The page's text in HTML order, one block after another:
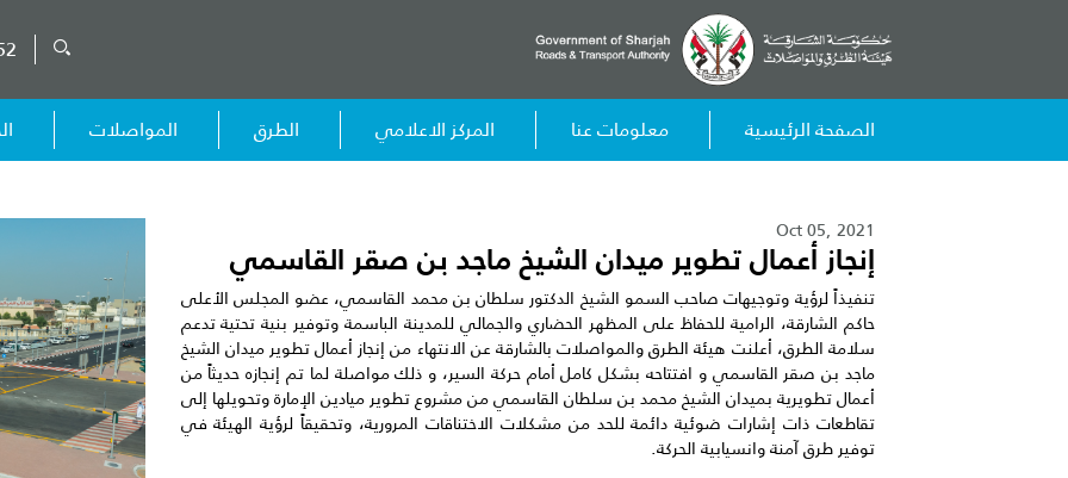
الصفحة الرئيسية معلومات عنا المركز الاعلامي الطرق المواصلات
Oct 05, 2021
إنجاز أعمال تطوير ميدان الشيخ ماجد بن صقر القاسمي
تنفيذاً لرؤية وتوجيهات صاحب السمو الشيخ الدكتور سلطان بن محمد القاسمي، عضو المجلس الأعلى
حاكم الشارقة، الرامية للحفاظ على المظهر الحضاري والجمالي للمدينة الباسمة وتوفير بنية تحتية تدعم
سلامة الطرق، أعلنت هيئة الطرق والمواصلات بالشارقة عن الانتهاء من إنجاز أعمال تطوير ميدان الشيخ
ماجد بن صقر القاسمي و افتتاحه بشكل كامل أمام حركة السير، و ذلك مواصلة لما تم إنجازه حديثاً من
أعمال تطويرية بميدان الشيخ محمد بن سلطان القاسمي من مشروع تطوير ميادين الإمارة وتحويلها إلى
تقاطعات ذات إشارات ضوئية دائمة للحد من مشكلات الاختناقات المرورية، وتحقيقاً لرؤية الهيئة في
توفير طرق آمنة وانسيابية الحركة.